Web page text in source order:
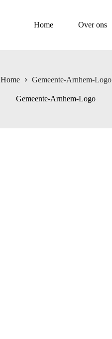
Home Over ons
Home Gemeente-Arnhem-Logo
Gemeente-Arnhem-Logo